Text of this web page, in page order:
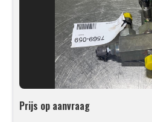
Prijs op aanvraag